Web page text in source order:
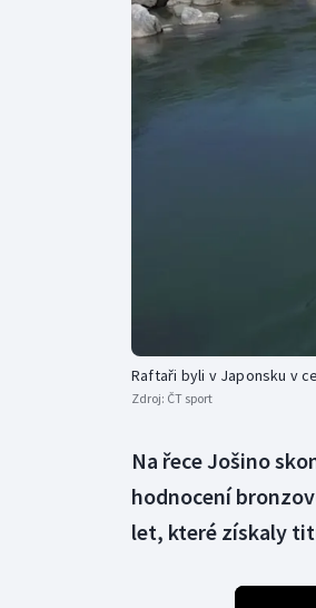
Raftaři byli v Japonsku v
Zdroj: ČT sport
Na řece Jošino
hodnocení
let, které získaly